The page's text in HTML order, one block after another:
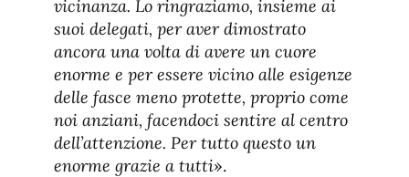
vicinanza. Lo ringraziamo, insieme ai
suoi delegati, per aver dimostrato
ancora una volta di avere un cuore
enorme e per essere vicino alle esigenze
delle fasce meno protette, proprio come
noi anziani, facendoci sentire al centro
dell’attenzione. Per tutto questo un
enorme grazie a tutti».